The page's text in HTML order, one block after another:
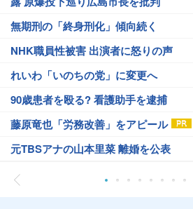
無期刑の「終身刑化」傾向続く
NHK職員性被害 出演者に怒りの声
れいわ「いのちの党」に変更へ
90歳患者を殴る? 看護助手を逮捕
藤原竜也「労務改善」をアピール
元TBSアナの山本里菜 離婚を公表